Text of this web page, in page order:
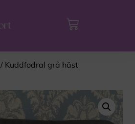
/ Kuddfodral grå häst